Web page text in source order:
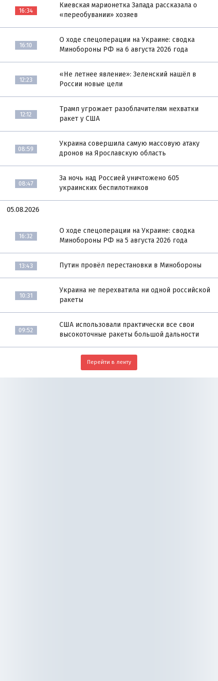
16:34
Киевская марионетка Запада рассказала о
«переобувании» хозяев
16:10
О ходе спецоперации на Украине: сводка
Минобороны РФ на 6 августа 2026 года
12:23
«Не летнее явление»: Зеленский нашёл в
России новые цели
12:12
Трамп угрожает разоблачителям нехватки
ракет у США
08:59
Украина совершила самую массовую атаку
дронов на Ярославскую область
08:47
За ночь над Россией уничтожено 605
украинских беспилотников
05.08.2026
16:32
О ходе спецоперации на Украине: сводка
Минобороны РФ на 5 августа 2026 года
13:43 Путин провёл перестановки в Минобороны
10:31
Украина не перехватила ни одной российской
ракеты
09:52
США использовали практически все свои
высокоточные ракеты большой дальности
Перейти в ленту